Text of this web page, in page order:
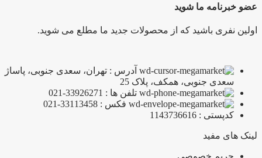
عضو خبرنامه ما شوید
اولین نفری باشید که از محصولات جدید ما مطلع می شوید.
آدرس : تهران، سعدی جنوبی، پاساژ
سعدی جنوبی، همکف، پلاک 25
تلفن ها : 33926271-021
فکس : 33113458-021
کدپستی : 1143736616
لینک های مفید
حریم خصوصی